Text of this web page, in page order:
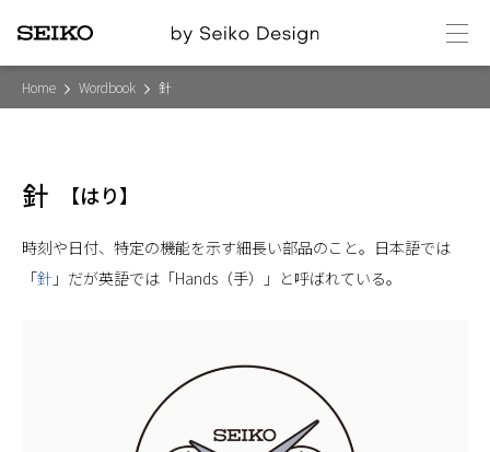
メ
ニ
ュ
Home Wordbook 針
針 【はり】
時刻や日付、特定の機能を示す細長い部品のこと。日本語では
「針 」だが英語では「Hands（手）」と呼ばれている。